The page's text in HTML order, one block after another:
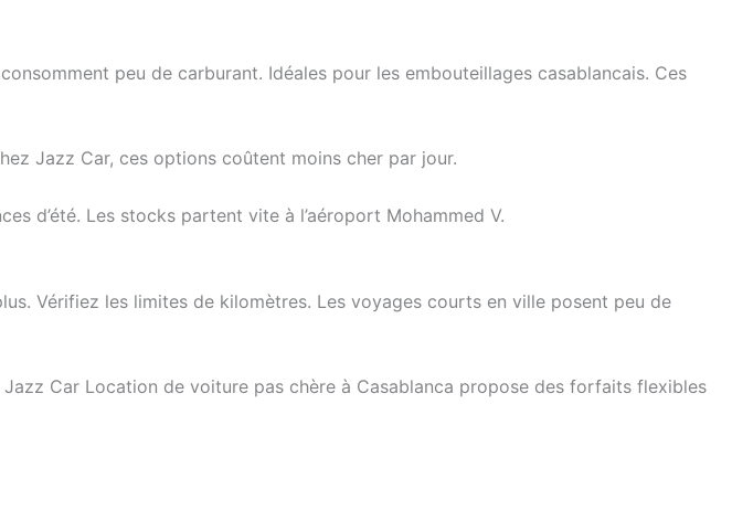
peu de carburant. Idéales pour les embouteillages casablancais. Ces
Jazz Car, ces options coûtent moins cher par jour.
d’été. Les stocks partent vite à l’aéroport Mohammed V.
Vérifiez les limites de kilomètres. Les voyages courts en ville posent peu de
Car Location de voiture pas chère à Casablanca propose des forfaits flexibles